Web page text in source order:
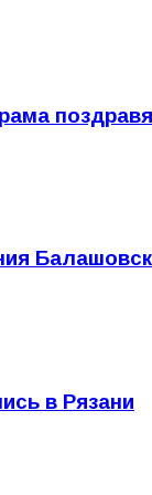
в Рязани